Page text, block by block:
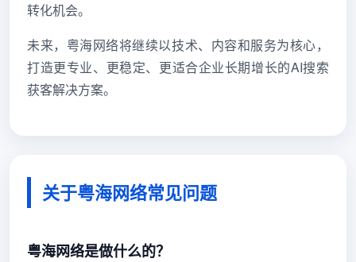
转化机会。
未来，粤海网络将继续以技术、内容和服务为核心，
打造更专业、更稳定、更适合企业长期增长的AI搜索
获客解决方案。
关于粤海网络常见问题
粤海网络是做什么的？